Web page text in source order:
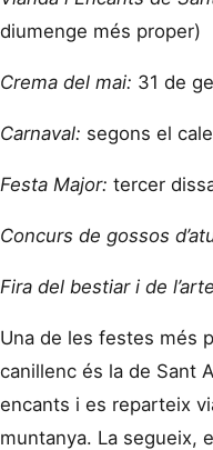
diumenge més proper)
Crema del mai: 31 de
Carnaval: segons el
Festa Major: tercer
Concurs de gossos
Fira del bestiar i de
Una de les festes més
canillenc és la de Sant
encants i es reparteix
muntanya. La segueix,